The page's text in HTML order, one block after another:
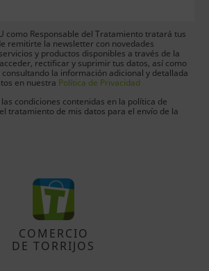
como Responsable del Tratamiento tratará tus
remitirte la newsletter con novedades
y productos disponibles a través de la
rectificar y suprimir tus datos, así como
la información adicional y detallada
en nuestra Política de Privacidad
condiciones contenidas en la política de
tratamiento de mis datos para el envío de la
COMERCIO
DE TORRIJOS